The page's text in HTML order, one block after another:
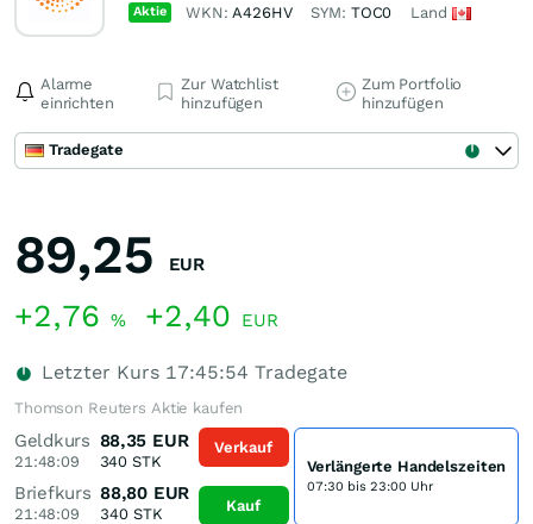
Aktie WKN:A426HV SYM: TOC0 Land
Alarme
einrichten
Zur Watchlist
hinzufügen
Zum Portfolio
hinzufügen
Tradegate
89,25 EUR
+2,76 % +2,40 EUR
Letzter Kurs 17:45:54 Tradegate
Thomson Reuters Aktie kaufen
Geldkurs
21:48:09
88,35 EUR
340 STK
Briefkurs
21:48:09
88,80 EUR
340STK
Verkauf
Kauf
Verlängerte Handelszeiten
07:30 bis 23:00 Uhr